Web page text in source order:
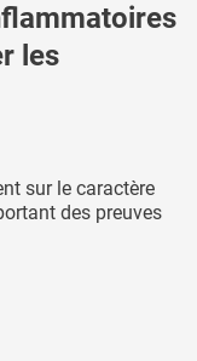
les
sur le caractère
des preuves